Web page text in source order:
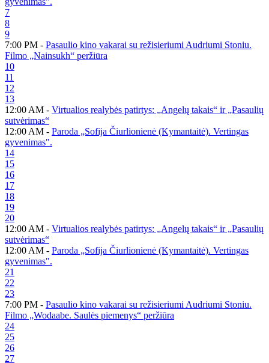
7
8
9
7:00 PM - Pasaulio kino vakarai su režisieriumi Audriumi Stoniu.
Filmo „Nainsukh“ peržiūra
10
11
12
13
12:00 AM - Virtualios realybės patirtys: „Angelų takais“ ir „Pasaulių
sutvėrimas“
12:00 AM - Paroda „Sofija Čiurlionienė (Kymantaitė). Vertingas
gyvenimas".
14
15
16
17
18
19
20
12:00 AM - Virtualios realybės patirtys: „Angelų takais“ ir „Pasaulių
sutvėrimas“
12:00 AM - Paroda „Sofija Čiurlionienė (Kymantaitė). Vertingas
gyvenimas".
21
22
23
7:00 PM - Pasaulio kino vakarai su režisieriumi Audriumi Stoniu.
Filmo „Wodaabe. Saulės piemenys“ peržiūra
24
25
26
27